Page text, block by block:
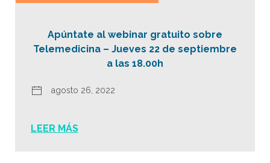
Apúntate al webinar gratuito sobre
Telemedicina – Jueves 22 de septiembre
a las 18.00h
agosto 26, 2022
LEER MÁS